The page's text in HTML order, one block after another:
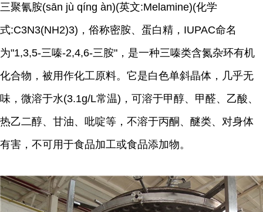
三聚氰胺(sān jù qíng àn)(英文:Melamine)(化学
式:C3N3(NH2)3)，俗称密胺、蛋白精，IUPAC命名
为"1,3,5-三嗪-2,4,6-三胺"，是一种三嗪类含氮杂环有机
化合物，被用作化工原料。它是白色单斜晶体，几乎无
味，微溶于水(3.1g/L常温)，可溶于甲醇、甲醛、乙酸、
热乙二醇、甘油、吡啶等，不溶于丙酮、醚类、对身体
有害，不可用于食品加工或食品添加物。